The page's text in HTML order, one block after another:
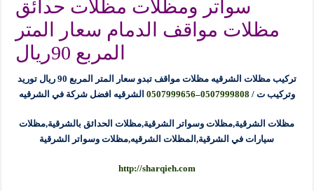
سواتر ومظلات مظلات حدائق
مظلات مواقف الدمام سعار المتر
المربع 90ريال
تركيب مظلات الشرقيه مظلات مواقف تبدو سعار المتر المربع 90 ريال توريد
وتركيب ت / 0507999808
–
0507999656 الشرقيه افضل شركة في الشرقيه
مظلات الشرقية,مظلات وسواتر الشرقية,مظلات الحدائق بالشرقية,مظلات
سيارات في الشرقية,المظلات الشرقيه,مظلات وسواتر الشرقية
http://sharqieh.com